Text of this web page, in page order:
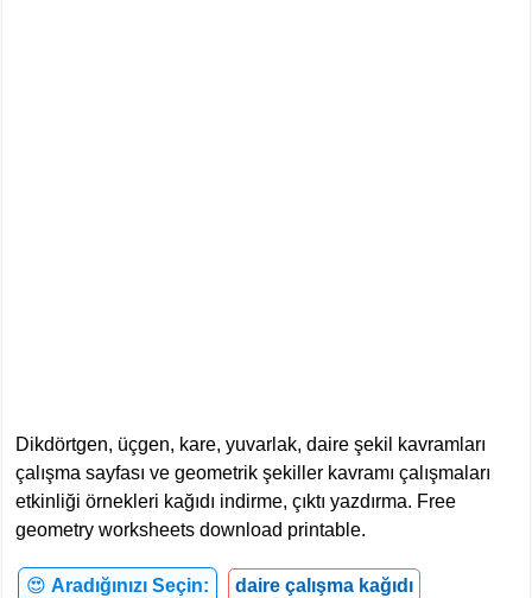
Dikdörtgen, üçgen, kare, yuvarlak, daire şekil kavramları
çalışma sayfası ve geometrik şekiller kavramı çalışmaları
etkinliği örnekleri kağıdı indirme, çıktı yazdırma. Free
geometry worksheets download printable.
😍 Aradığınızı Seçin: daire çalışma kağıdı